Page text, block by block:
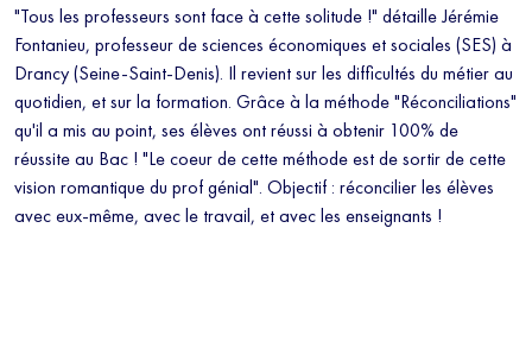
"Tous les professeurs sont face à cette solitude !" détaille Jérémie
Fontanieu, professeur de sciences économiques et sociales (SES) à
Drancy (Seine-Saint-Denis). Il revient sur les difficultés du métier au
quotidien, et sur la formation. Grâce à la méthode "Réconciliations"
qu'il a mis au point, ses élèves ont réussi à obtenir 100% de
réussite au Bac ! "Le coeur de cette méthode est de sortir de cette
vision romantique du prof génial". Objectif : réconcilier les élèves
avec eux-même, avec le travail, et avec les enseignants !